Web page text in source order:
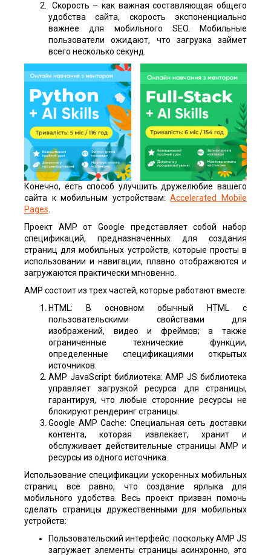
Скорость – как важная составляющая общего
удобства сайта, скорость экспоненциально
важнее для мобильного SEO. Мобильные
пользователи ожидают, что загрузка займет
всего несколько секунд.
Конечно, есть способ улучшить дружелюбие вашего
сайта к мобильным устройствам:Accelerated Mobile
Pages.
Проект AMP от Google представляет собой набор
спецификаций, предназначенных для создания
страниц для мобильных устройств, которые просты в
использовании и навигации, плавно отображаются и
загружаются практически мгновенно.
AMP состоит из трех частей, которые работают вместе:
HTML: В основном обычный HTML с
пользовательскими свойствами для
изображений, видео и фреймов; а также
ограниченные технические функции,
определенные спецификациями открытых
источников.
AMP JavaScript библиотека: AMP JS библиотека
управляет загрузкой ресурса для страницы,
гарантируя, что любые сторонние ресурсы не
блокируют рендеринг страницы.
Google AMP Cache: Специальная сеть доставки
контента, которая извлекает, хранит и
обслуживает действительные страницы AMP и
ресурсы из одного источника.
Использование спецификации ускоренных мобильных
страниц все равно, что создание ярлыка для
мобильного удобства. Весь проект призван помочь
сделать страницы дружественными для мобильных
устройств:
Пользовательский интерфейс: поскольку AMP JS
загружает элементы страницы асинхронно, это